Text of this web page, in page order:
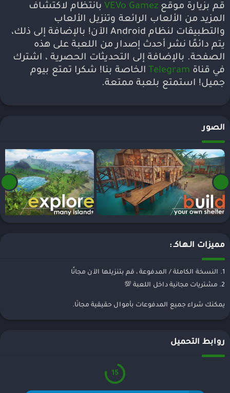
قم بزيارة موقع VEVo Gamez بانتظام لاكتشاف
المزيد من الألعاب الرائعة وتنزيل الألعاب
والتطبيقات لنظام Android الآن! بالإضافة إلى ذلك،
يتم دائمًا نشر أحدث إصدار من اللعبة على هذه
الصفحة. بالإضافة إلى التحديثات الحصرية ، اشترك
في قناة Telegram الخاصة بنا! شكرا تمتع بيوم
جميل! استمتع بلعبة ممتعة.
الصور
مميزات الـهـاكـ :
1. النسخة الكاملة / المدفوعة ، قم بتنزيلها الآن مجانًا
2. مشتريات مجانية داخل اللعبة 💯
يمكنك شراء جميع المدفوعات بأموال حقيقية مجانَا.
روابط التحميل
15